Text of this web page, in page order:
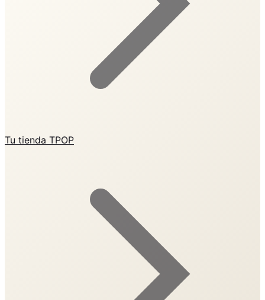
Tu tienda TPOP